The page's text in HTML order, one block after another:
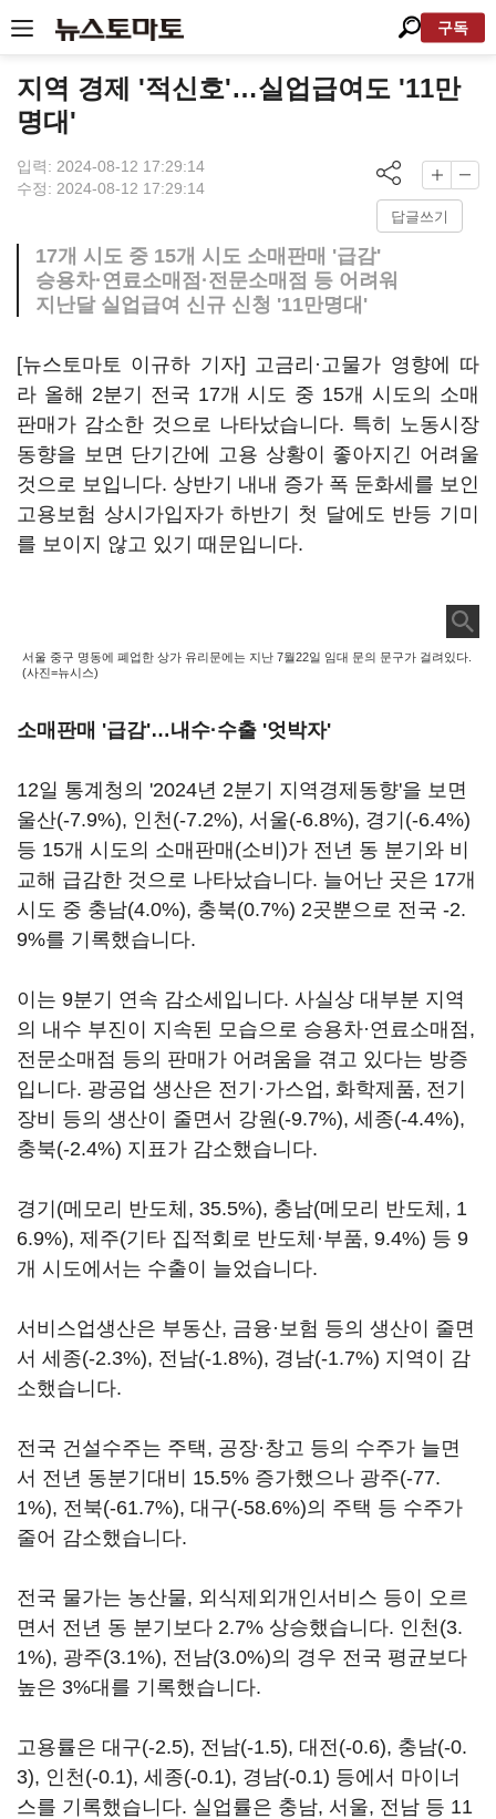
구독
지역 경제 '적신호'…실업급여도 '11만
명대'
입력: 2024-08-12 17:29:14
수정: 2024-08-12 17:29:14
답글쓰기
17개 시도 중 15개 시도 소매판매 '급감'
승용차·연료소매점·전문소매점 등 어려워
지난달 실업급여 신규 신청 '11만명대'
[뉴스토마토 이규하 기자] 고금리·고물가 영향에 따
라 올해 2분기 전국 17개 시도 중 15개 시도의 소매
판매가 감소한 것으로 나타났습니다. 특히 노동시장
동향을 보면 단기간에 고용 상황이 좋아지긴 어려울
것으로 보입니다. 상반기 내내 증가 폭 둔화세를 보인
고용보험 상시가입자가 하반기 첫 달에도 반등 기미
를 보이지 않고 있기 때문입니다.
서울 중구 명동에 폐업한 상가 유리문에는 지난 7월22일 임대 문의 문구가 걸려있다.
(사진=뉴시스)
소매판매 '급감'…내수·수출 '엇박자'
12일 통계청의 '2024년 2분기 지역경제동향'을 보면
울산(-7.9%), 인천(-7.2%), 서울(-6.8%), 경기(-6.4%)
등 15개 시도의 소매판매(소비)가 전년 동 분기와 비
교해 급감한 것으로 나타났습니다. 늘어난 곳은 17개
시도 중 충남(4.0%), 충북(0.7%) 2곳뿐으로 전국 -2.
9%를 기록했습니다.
이는 9분기 연속 감소세입니다. 사실상 대부분 지역
의 내수 부진이 지속된 모습으로 승용차·연료소매점,
전문소매점 등의 판매가 어려움을 겪고 있다는 방증
입니다. 광공업 생산은 전기·가스업, 화학제품, 전기
장비 등의 생산이 줄면서 강원(-9.7%), 세종(-4.4%),
충북(-2.4%) 지표가 감소했습니다.
경기(메모리 반도체, 35.5%), 충남(메모리 반도체, 1
6.9%), 제주(기타 집적회로 반도체·부품, 9.4%) 등 9
개 시도에서는 수출이 늘었습니다.
서비스업생산은 부동산, 금융·보험 등의 생산이 줄면
서 세종(-2.3%), 전남(-1.8%), 경남(-1.7%) 지역이 감
소했습니다.
전국 건설수주는 주택, 공장·창고 등의 수주가 늘면
서 전년 동분기대비 15.5% 증가했으나 광주(-77.
1%), 전북(-61.7%), 대구(-58.6%)의 주택 등 수주가
줄어 감소했습니다.
전국 물가는 농산물, 외식제외개인서비스 등이 오르
면서 전년 동 분기보다 2.7% 상승했습니다. 인천(3.
1%), 광주(3.1%), 전남(3.0%)의 경우 전국 평균보다
높은 3%대를 기록했습니다.
고용률은 대구(-2.5), 전남(-1.5), 대전(-0.6), 충남(-0.
3), 인천(-0.1), 세종(-0.1), 경남(-0.1) 등에서 마이너
스를 기록했습니다. 실업률은 충남, 서울, 전남 등 11